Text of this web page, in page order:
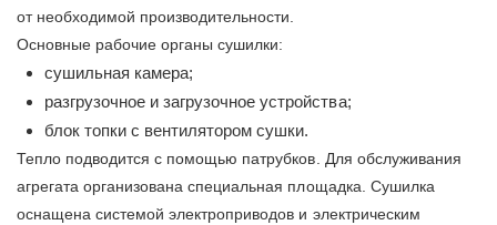
от необходимой производительности.
Основные рабочие органы сушилки:
сушильная камера;
разгрузочное и загрузочное устройства;
блок топки с вентилятором сушки.
Тепло подводится с помощью патрубков. Для обслуживания
агрегата организована специальная площадка. Сушилка
оснащена системой электроприводов и электрическим